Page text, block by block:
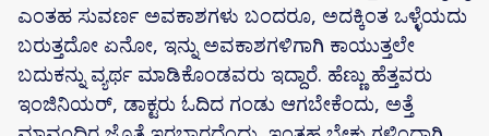
ಎಂತಹ ಸುವರ್ಣ ಅವಕಾಶಗಳು ಬಂದರೂ, ಅದಕ್ಕಿಂತ ಒಳ್ಳೆಯದು
ಬರುತ್ತದೋ ಏನೋ, ಇನ್ನು ಅವಕಾಶಗಳಿಗಾಗಿ ಕಾಯುತ್ತಲೇ
ಬದುಕನ್ನು ವ್ಯರ್ಥ ಮಾಡಿಕೊಂಡವರು ಇದ್ದಾರೆ. ಹೆಣ್ಣು ಹೆತ್ತವರು
ಇಂಜಿನಿಯರ್, ಡಾಕ್ಟರು ಓದಿದ ಗಂಡು ಆಗಬೇಕೆಂದು, ಅತ್ತೆ